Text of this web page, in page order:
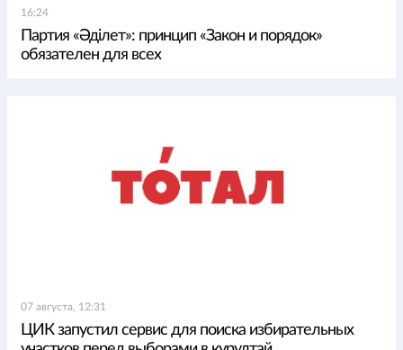
16:24
Партия «Әділет»: принцип «Закон и порядок»
обязателен для всех
07 августа, 12:31
ЦИК запустил сервис для поиска избирательных